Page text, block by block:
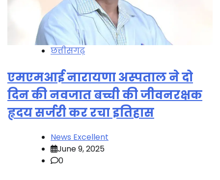
छत्तीसगढ़
एमएमआई नारायणा अस्पताल ने दो
दिन की नवजात बच्ची की जीवनरक्षक
हृदय सर्जरी कर रचा इतिहास
News Excellent
June 9, 2025
0